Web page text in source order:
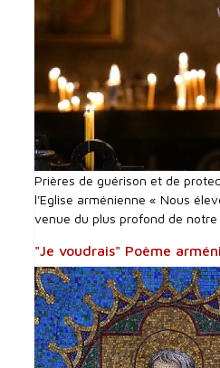
Prières de guérison et de
l'Eglise arménienne « Nous
venue du plus profond de notre
"Je voudrais" Poème